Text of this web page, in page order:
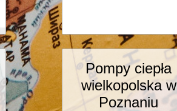
Pompy ciepła
wielkopolska w
Poznaniu